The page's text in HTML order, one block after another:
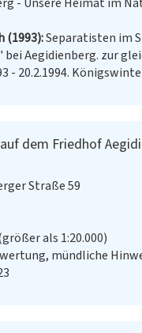
(1993) Separatisten im
bei Aegidienberg. zur
- 20.2.1994.
dem Friedhof
Straße 59
als 1:20.000)
mündliche